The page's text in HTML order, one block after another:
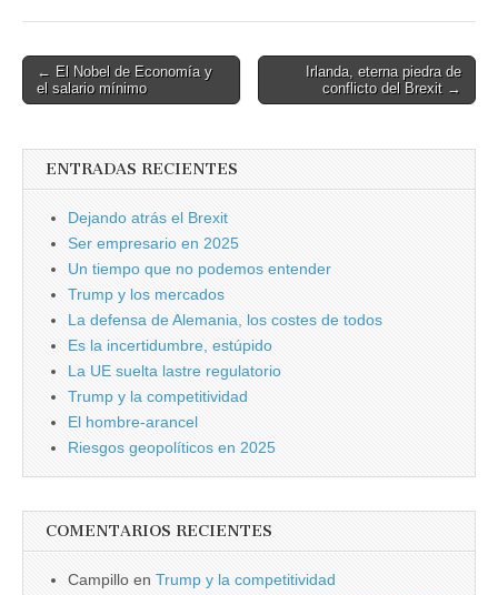
Post
navigation
← El Nobel de Economía y
el salario mínimo
Irlanda, eterna piedra de
conflicto del Brexit →
ENTRADAS RECIENTES
Dejando atrás el Brexit
Ser empresario en 2025
Un tiempo que no podemos entender
Trump y los mercados
La defensa de Alemania, los costes de todos
Es la incertidumbre, estúpido
La UE suelta lastre regulatorio
Trump y la competitividad
El hombre-arancel
Riesgos geopolíticos en 2025
COMENTARIOS RECIENTES
Campillo en Trump y la competitividad